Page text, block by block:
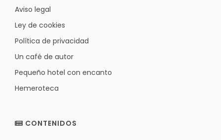
Aviso legal
Ley de cookies
Política de privacidad
Un café de autor
Pequeño hotel con encanto
Hemeroteca
CONTENIDOS